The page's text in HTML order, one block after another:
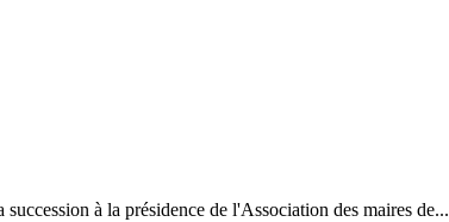
à la présidence de l'Association des maires de...